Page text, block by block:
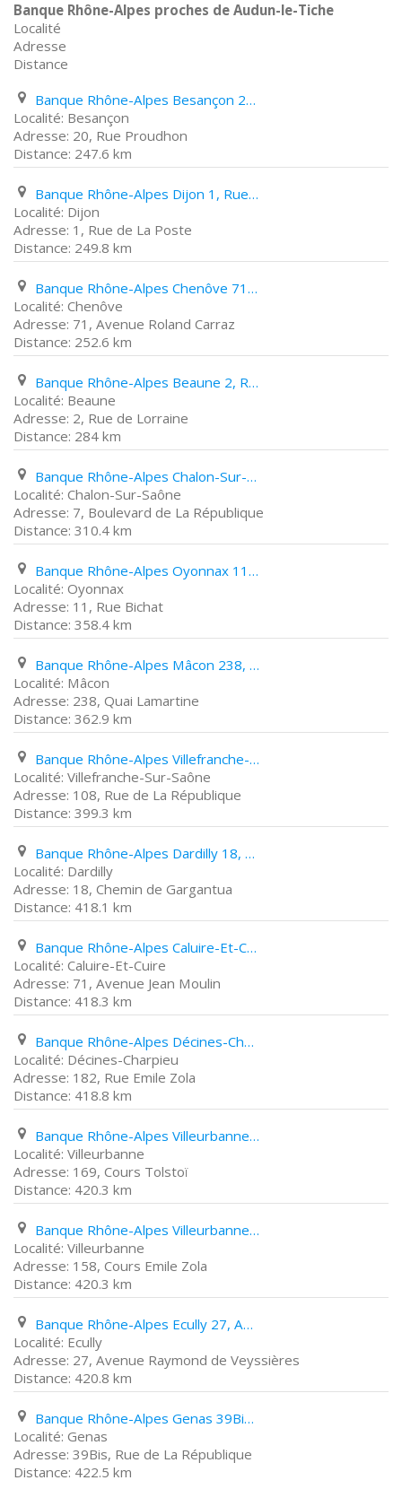
Banque Rhône-Alpes proches de Audun-le-Tiche
Localité
Adresse
Distance
Banque Rhône-Alpes Besançon 20, Rue Proudhon
Besançon
20, Rue Proudhon
247.6 km
Banque Rhône-Alpes Dijon 1, Rue de La Poste
Dijon
1, Rue de La Poste
249.8 km
Banque Rhône-Alpes Chenôve 71, Avenue Roland Carraz
Chenôve
71, Avenue Roland Carraz
252.6 km
Banque Rhône-Alpes Beaune 2, Rue de Lorraine
Beaune
2, Rue de Lorraine
284 km
Banque Rhône-Alpes Chalon-Sur-Saône 7, Boulevard de La République
Chalon-Sur-Saône
7, Boulevard de La République
310.4 km
Banque Rhône-Alpes Oyonnax 11, Rue Bichat
Oyonnax
11, Rue Bichat
358.4 km
Banque Rhône-Alpes Mâcon 238, Quai Lamartine
Mâcon
238, Quai Lamartine
362.9 km
Banque Rhône-Alpes Villefranche-Sur-Saône 108, Rue de La République
Villefranche-Sur-Saône
108, Rue de La République
399.3 km
Banque Rhône-Alpes Dardilly 18, Chemin de Gargantua
Dardilly
18, Chemin de Gargantua
418.1 km
Banque Rhône-Alpes Caluire-Et-Cuire 71, Avenue Jean Moulin
Caluire-Et-Cuire
71, Avenue Jean Moulin
418.3 km
Banque Rhône-Alpes Décines-Charpieu 182, Rue Emile Zola
Décines-Charpieu
182, Rue Emile Zola
418.8 km
Banque Rhône-Alpes Villeurbanne 169, Cours Tolstoï
Villeurbanne
169, Cours Tolstoï
420.3 km
Banque Rhône-Alpes Villeurbanne 158, Cours Emile Zola
Villeurbanne
158, Cours Emile Zola
420.3 km
Banque Rhône-Alpes Ecully 27, Avenue Raymond de Veyssières
Ecully
27, Avenue Raymond de Veyssières
420.8 km
Banque Rhône-Alpes Genas 39Bis, Rue de La République
Genas
39Bis, Rue de La République
422.5 km